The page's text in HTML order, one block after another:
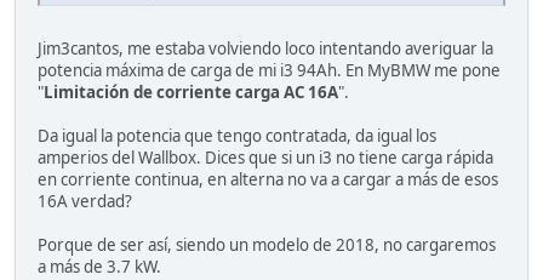
Jim3cantos, me estaba volviendo loco intentando averiguar la
potencia máxima de carga de mi i3 94Ah. En MyBMW me pone
"Limitación de corriente carga AC 16A".
Da igual la potencia que tengo contratada, da igual los
amperios del Wallbox. Dices que si un i3 no tiene carga rápida
en corriente continua, en alterna no va a cargar a más de esos
16A verdad?
Porque de ser así, siendo un modelo de 2018, no cargaremos
a más de 3.7 kW.